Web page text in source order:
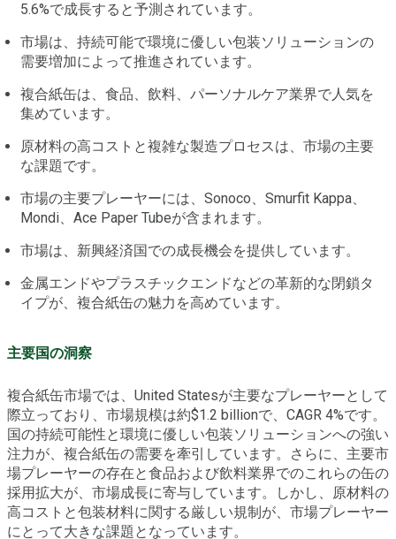
5.6%で成長すると予測されています。
市場は、持続可能で環境に優しい包装ソリューションの
需要増加によって推進されています。
複合紙缶は、食品、飲料、パーソナルケア業界で人気を
集めています。
原材料の高コストと複雑な製造プロセスは、市場の主要
な課題です。
市場の主要プレーヤーには、Sonoco、Smurfit Kappa、
Mondi、Ace Paper Tubeが含まれます。
市場は、新興経済国での成長機会を提供しています。
金属エンドやプラスチックエンドなどの革新的な閉鎖タ
イプが、複合紙缶の魅力を高めています。
主要国の洞察
複合紙缶市場では、United Statesが主要なプレーヤーとして
際立っており、市場規模は約$1.2 billionで、CAGR 4%です。
国の持続可能性と環境に優しい包装ソリューションへの強い
注力が、複合紙缶の需要を牽引しています。さらに、主要市
場プレーヤーの存在と食品および飲料業界でのこれらの缶の
採用拡大が、市場成長に寄与しています。しかし、原材料の
高コストと包装材料に関する厳しい規制が、市場プレーヤー
にとって大きな課題となっています。